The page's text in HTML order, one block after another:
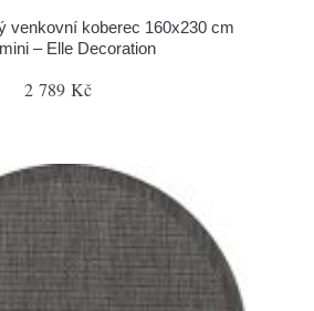
venkovní koberec 160x230 cm
– Elle Decoration
2 789 Kč